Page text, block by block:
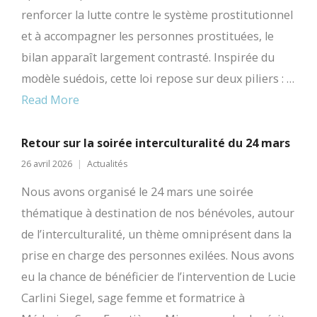
renforcer la lutte contre le système prostitutionnel
et à accompagner les personnes prostituées, le
bilan apparaît largement contrasté. Inspirée du
modèle suédois, cette loi repose sur deux piliers : …
Read More
Retour sur la soirée interculturalité du 24 mars
26 avril 2026 Actualités
Nous avons organisé le 24 mars une soirée
thématique à destination de nos bénévoles, autour
de l’interculturalité, un thème omniprésent dans la
prise en charge des personnes exilées. Nous avons
eu la chance de bénéficier de l’intervention de Lucie
Carlini Siegel, sage femme et formatrice à